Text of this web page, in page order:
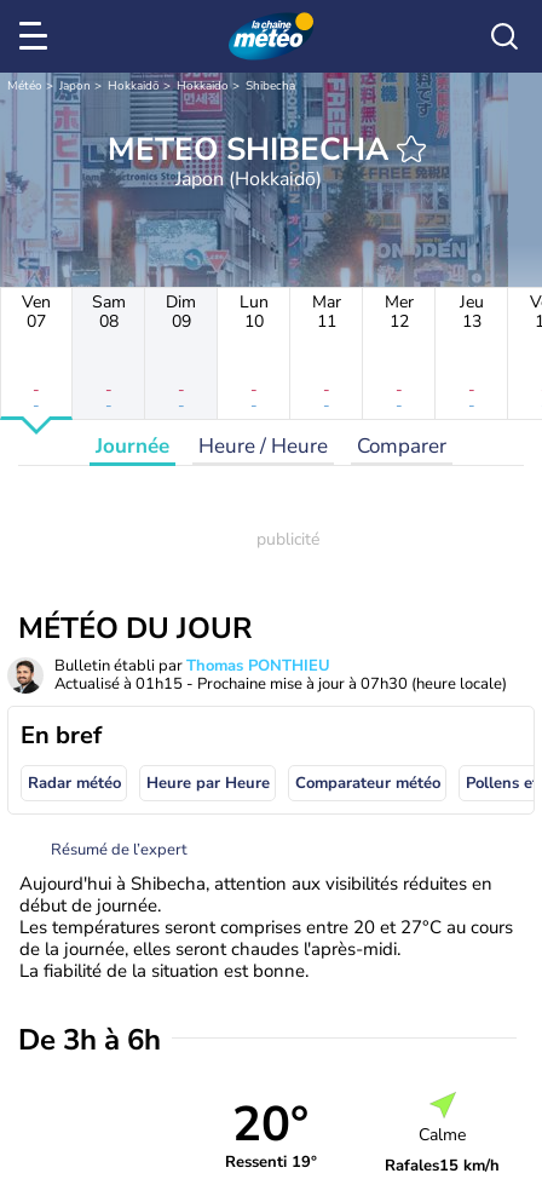
Météo Japon Hokkaidō Hokkaido Shibecha
METEO SHIBECHA
Japon (Hokkaidō)
Ven
07
-
-
Sam
08
-
-
Dim
09
-
-
Lun
10
-
-
Mar
11
-
-
Mer
12
-
-
Jeu
13
-
-
Journée Heure / Heure Comparer
MÉTÉO DU JOUR
Bulletin établi parThomas PONTHIEU
Actualisé à 01h15 - Prochaine mise à jour à 07h30 (heure locale)
En bref
Radar météo Heure par Heure Comparateur météo Pollens
Résumé de l’expert
Aujourd'hui à Shibecha, attention aux visibilités réduites en
début de journée.
Les températures seront comprises entre 20 et 27°C au cours
de la journée, elles seront chaudes l'après-midi.
La fiabilité de la situation est bonne.
De 3h à 6h
20°
Ressenti 19°
Calme
Rafales15 km/h